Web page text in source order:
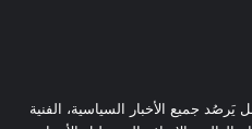
جميع الأخبار السياسية، الفنية